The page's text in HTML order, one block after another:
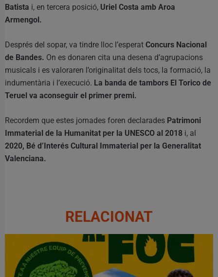
Batista i, en tercera posició, Uriel Costa amb Aroa
Armengol.
Després del sopar, va tindre lloc l’esperat Concurs Nacional
de Bandes. On es donaren cita una desena d’agrupacions
musicals i es valoraren l’originalitat dels tocs, la formació, la
indumentària i l’execució. La banda de tambors El Torico de
Teruel va aconseguir el primer premi.
Recordem que estes jornades foren declarades Patrimoni
Immaterial de la Humanitat per la UNESCO al 2018 i, al
2020, Bé d’Interés Cultural Immaterial per la Generalitat
Valenciana.
RELACIONAT